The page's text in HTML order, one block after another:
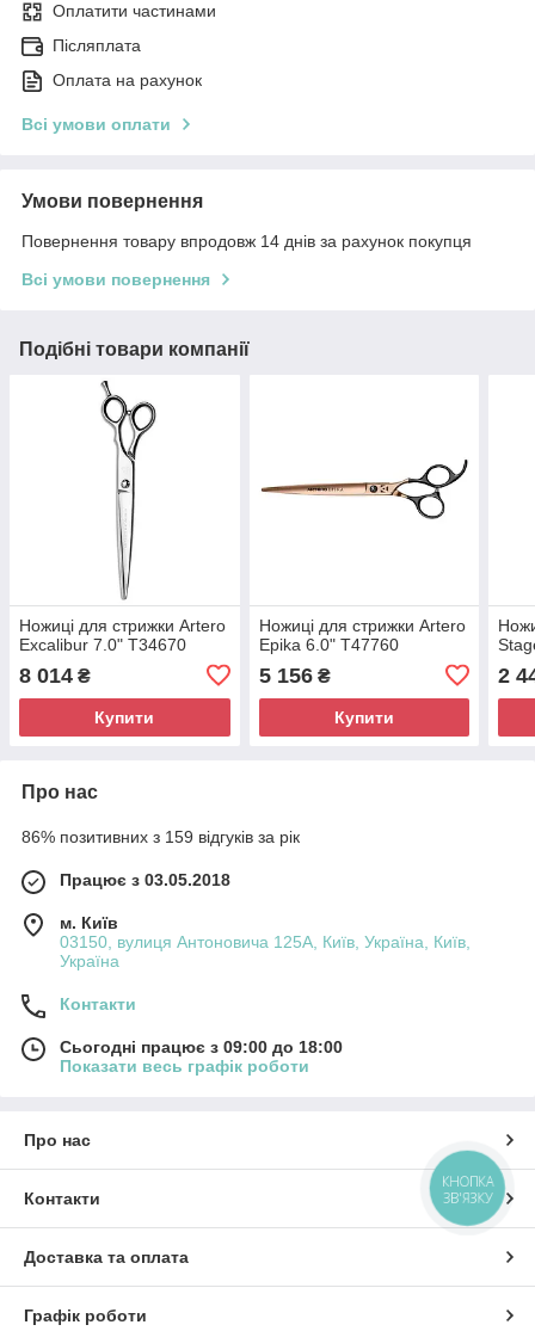
Оплатити частинами
Післяплата
Оплата на рахунок
Всі умови оплати
Умови повернення
Повернення товару впродовж 14 днів за рахунок покупця
Всі умови повернення
Подібні товари компанії
Ножиці для стрижки Artero
Excalibur 7.0" T34670
8 014 ₴
Купити
Ножиці для стрижки Artero
Epika 6.0" T47760
5 156₴
Купити
2
Про нас
86% позитивних з 159 відгуків за рік
Працює з 03.05.2018
м. Київ
03150, вулиця Антоновича 125А, Київ, Україна, Київ,
Україна
Контакти
Сьогодні працює з 09:00 до 18:00
Показати весь графік роботи
Про нас
Контакти
Доставка та оплата
Графік роботи
КНОПКА
ЗВ'ЯЗКУ